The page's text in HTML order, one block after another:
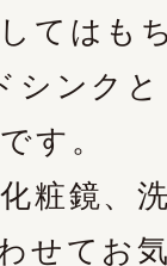
てはも
シンク
す。
粧鏡、
せてお